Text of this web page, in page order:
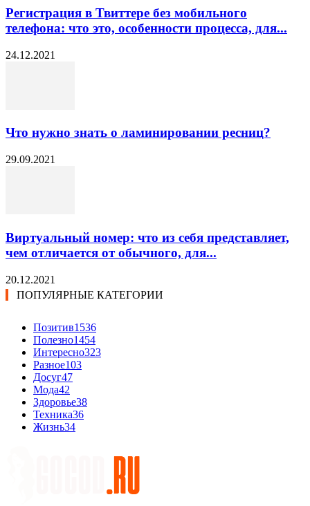
Регистрация в Твиттере без мобильного
телефона: что это, особенности процесса, для...
24.12.2021
Что нужно знать о ламинировании ресниц?
29.09.2021
Виртуальный номер: что из себя представляет,
чем отличается от обычного, для...
20.12.2021
ПОПУЛЯРНЫЕ КАТЕГОРИИ
Позитив1536
Полезно1454
Интересно323
Разное103
Досуг47
Мода42
Здоровье38
Техника36
Жизнь34